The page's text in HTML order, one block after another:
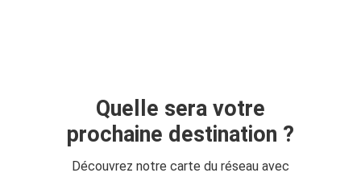
Tours
Tours
Arco de Baúlhe
Quelle sera votre
prochaine destination ?
Découvrez notre carte du réseau avec